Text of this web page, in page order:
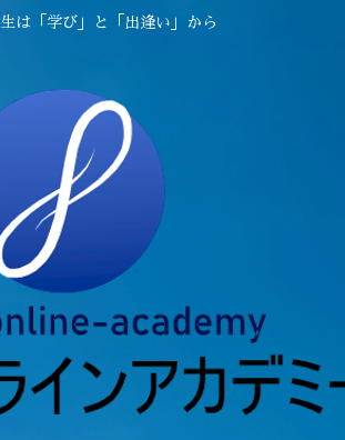
は「学び」と「出逢い」から